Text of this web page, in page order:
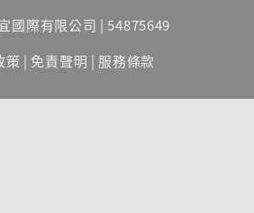
國際有限公司 | 54875649
策 | 免責聲明 | 服務條款